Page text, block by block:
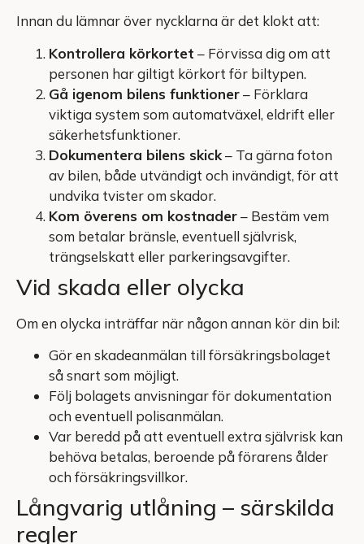
Innan du lämnar över nycklarna är det klokt att:
Kontrollera körkortet – Förvissa dig om att
personen har giltigt körkort för biltypen.
Gå igenom bilens funktioner– Förklara
viktiga system som automatväxel, eldrift eller
säkerhetsfunktioner.
Dokumentera bilens skick– Ta gärna foton
av bilen, både utvändigt och invändigt, för att
undvika tvister om skador.
Kom överens om kostnader– Bestäm vem
som betalar bränsle, eventuell självrisk,
trängselskatt eller parkeringsavgifter.
Vid skada eller olycka
Om en olycka inträffar när någon annan kör din bil:
Gör en skadeanmälan till försäkringsbolaget
så snart som möjligt.
Följ bolagets anvisningar för dokumentation
och eventuell polisanmälan.
Var beredd på att eventuell extra självrisk kan
behöva betalas, beroende på förarens ålder
och försäkringsvillkor.
Långvarig utlåning – särskilda
regler